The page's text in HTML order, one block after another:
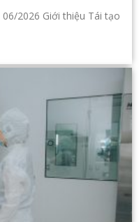
2026 Giới thiệu Tái tạo